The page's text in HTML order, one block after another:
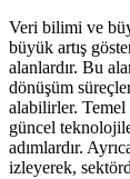
Veri bilimi ve
büyük artış
alanlardır. Bu
dönüşüm
alabilirler.
güncel
adımlardır.
izleyerek,